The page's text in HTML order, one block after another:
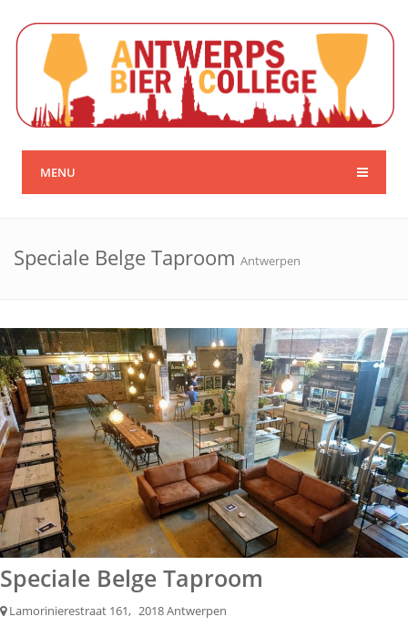
MENU
Speciale Belge Taproom Antwerpen
Speciale Belge Taproom
Lamorinierestraat 161, 2018 Antwerpen